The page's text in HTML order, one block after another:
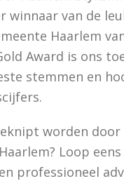
winnaar van de
Haarlem
Award is ons
stemmen en
worden door
Loop
professioneel